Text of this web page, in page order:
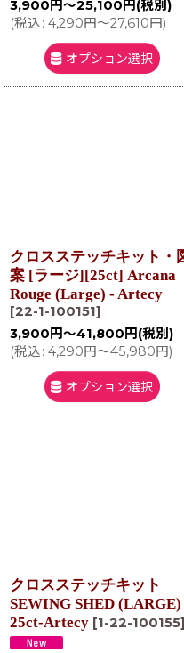
3,900 円～25,100 円 (税別)
(税込: 4,290円～27,610円)
オプション選択
クロスステッチキット・
案 [ラージ][25ct] Arcana
Rouge (Large) - Artecy
[22-1-100151]
3,900 円～41,800 円 (税別)
(税込: 4,290円～45,980円)
オプション選択
クロスステッチキット
SEWING SHED (LARGE)
25ct-Artecy [1-22-100155]